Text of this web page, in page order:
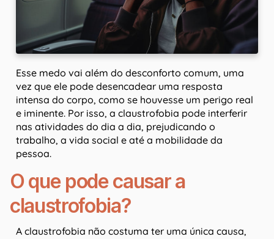
Esse medo vai além do desconforto comum, uma
vez que ele pode desencadear uma resposta
intensa do corpo, como se houvesse um perigo real
e iminente. Por isso, a claustrofobia pode interferir
nas atividades do dia a dia, prejudicando o
trabalho, a vida social e até a mobilidade da
pessoa.
O que pode causar a
claustrofobia?
A claustrofobia não costuma ter uma única causa,